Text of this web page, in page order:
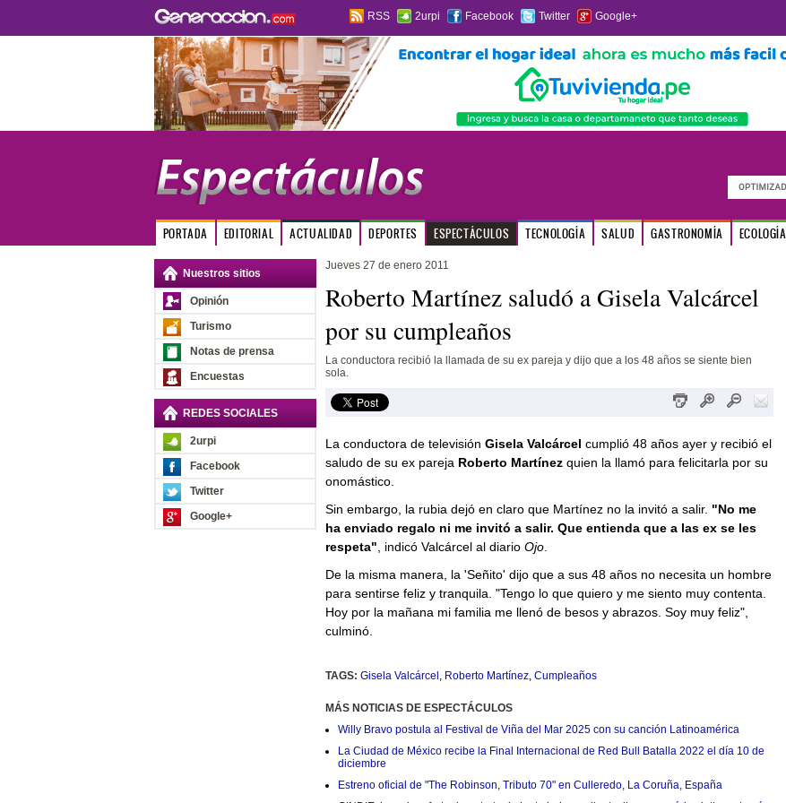
RSS 2urpi Facebook Twitter Google+
PORTADA EDITORIAL ACTUALIDAD DEPORTES ESPECTÁCULOS TECNOLOGÍA SALUD GASTRONOMÍA ECOLOGÍA
Nuestros sitios
Opinión
Turismo
Notas de prensa
Encuestas
REDES SOCIALES
2urpi
Facebook
Twitter
Google+
Jueves 27 de enero 2011
Roberto Martínez saludó a Gisela Valcárcel
por su cumpleaños
La conductora recibió la llamada de su ex pareja y dijo que a los 48 años se siente bien
sola.
La conductora de televisión Gisela Valcárcel cumplió 48 años ayer y recibió el
saludo de su ex pareja Roberto Martínez quien la llamó para felicitarla por su
onomástico.
Sin embargo, la rubia dejó en claro que Martínez no la invitó a salir. "No me
ha enviado regalo ni me invitó a salir. Que entienda que a las ex se les
respeta" , indicó Valcárcel al diario Ojo.
De la misma manera, la 'Señito' dijo que a sus 48 años no necesita un hombre
para sentirse feliz y tranquila. "Tengo lo que quiero y me siento muy contenta.
Hoy por la mañana mi familia me llenó de besos y abrazos. Soy muy feliz",
culminó.
TAGS: Gisela Valcárcel , Roberto Martínez, Cumpleaños
MÁS NOTICIAS DE ESPECTÁCULOS
Willy Bravo postula al Festival de Viña del Mar 2025 con su canción Latinoamérica
La Ciudad de México recibe la Final Internacional de Red Bull Batalla 2022 el día 10 de
diciembre
Estreno oficial de "The Robinson, Tributo 70" en Culleredo, La Coruña, España